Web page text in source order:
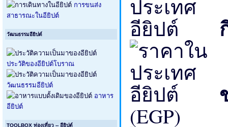
การขนส่ง
สาธารณะในอียิปต์
วัฒนธรรมอียิปต์
ประวัติของอียิปต์โบราณ
วัฒนธรรมอียิปต์
อาหาร
อียิปต์
TOOLBOX ท่องเที่ยว -- อียิปต์ (EGP)